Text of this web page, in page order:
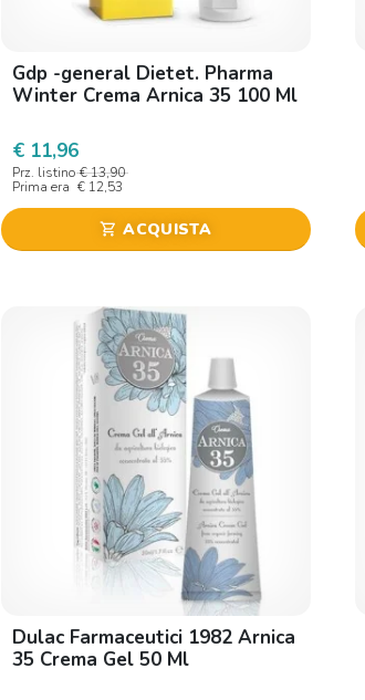
Gdp -general Dietet. Pharma
Winter Crema Arnica 35 100 Ml
€ 11,96
Prz. listino € 13,90
Prima era € 12,53
shopping_cart ACQUISTA
Dulac Farmaceutici 1982 Arnica
35 Crema Gel 50 Ml